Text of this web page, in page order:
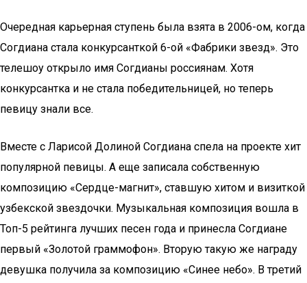
Очередная карьерная ступень была взята в 2006-ом, когда
Согдиана стала конкурсанткой 6-ой «Фабрики звезд». Это
телешоу открыло имя Согдианы россиянам. Хотя
конкурсантка и не стала победительницей, но теперь
певицу знали все.
Вместе с Ларисой Долиной Согдиана спела на проекте хит
популярной певицы. А еще записала собственную
композицию «Сердце-магнит», ставшую хитом и визиткой
узбекской звездочки. Музыкальная композиция вошла в
Топ-5 рейтинга лучших песен года и принесла Согдиане
первый «Золотой граммофон». Вторую такую же награду
девушка получила за композицию «Синее небо». В третий